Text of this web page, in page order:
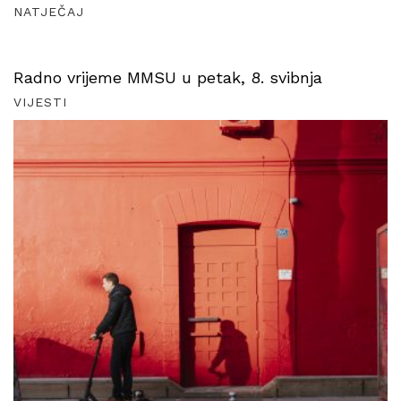
NATJEČAJ
Radno vrijeme MMSU u petak, 8. svibnja
VIJESTI